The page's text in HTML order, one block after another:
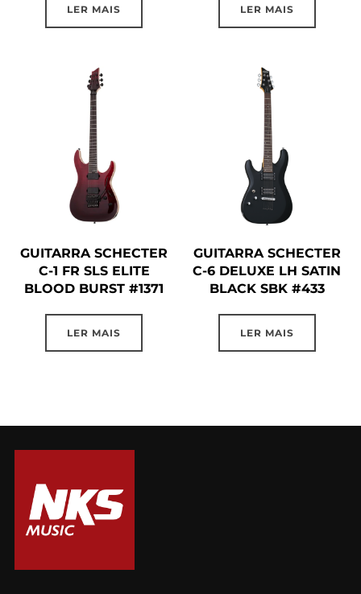
LER MAIS LER MAIS
GUITARRA SCHECTER
C-1 FR SLS ELITE
BLOOD BURST #1371
LER MAIS
GUITARRA SCHECTER
C-6 DELUXE LH SATIN
BLACK SBK #433
LER MAIS